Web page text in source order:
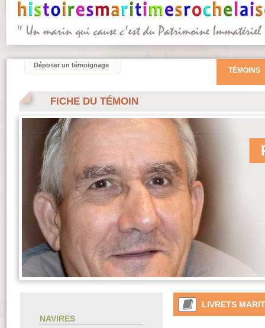
FICHE DU TÉMOIN
NAVIRES
LIVRETS
TÉMOINS
Déposer un témoignage